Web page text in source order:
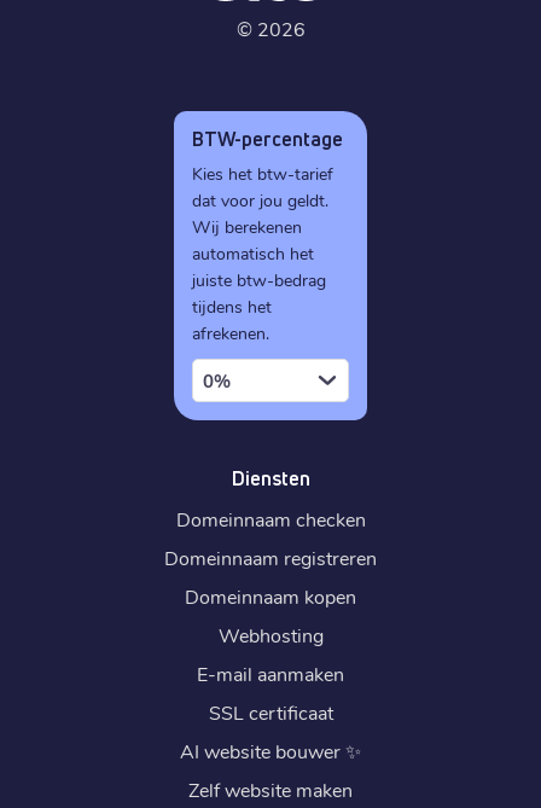
© 2026
BTW-percentage
Kies het btw-tarief
dat voor jou geldt.
Wij berekenen
automatisch het
juiste btw-bedrag
tijdens het
afrekenen.
0%
Diensten
Domeinnaam checken
Domeinnaam registreren
Domeinnaam kopen
Webhosting
E-mail aanmaken
SSL certificaat
AI website bouwer✨
Zelf website maken